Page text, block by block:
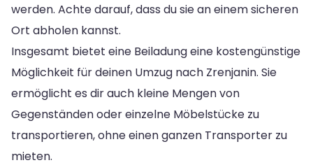
werden. Achte darauf, dass du sie an einem sicheren
Ort abholen kannst.
Insgesamt bietet eine Beiladung eine kostengünstige
Möglichkeit für deinen Umzug nach Zrenjanin. Sie
ermöglicht es dir auch kleine Mengen von
Gegenständen oder einzelne Möbelstücke zu
transportieren, ohne einen ganzen Transporter zu
mieten.